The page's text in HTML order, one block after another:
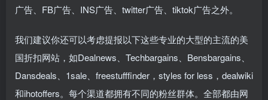
广告、FB广告、INS广告、twitter广告、tiktok广告之外。
我们建议你还可以考虑提报以下这些专业的大型的主流的美
国折扣网站，如Dealnews、Techbargains、Bensbargains、
Dansdeals、1sale、freestufffinder，styles for less，dealwiki
和ihotoffers。每个渠道都拥有不同的粉丝群体。全部都由网